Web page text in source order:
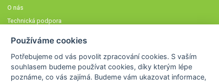
O nás
Technická podpora
Členové STOBklubu
Zásady nakládání s osobními údaji
Používáme cookies
Potřebujeme od vás povolit zpracování cookies. S vaším
souhlasem budeme používat cookies, díky kterým lépe
poznáme,co vás zajímá. Budeme vám ukazovat informace,